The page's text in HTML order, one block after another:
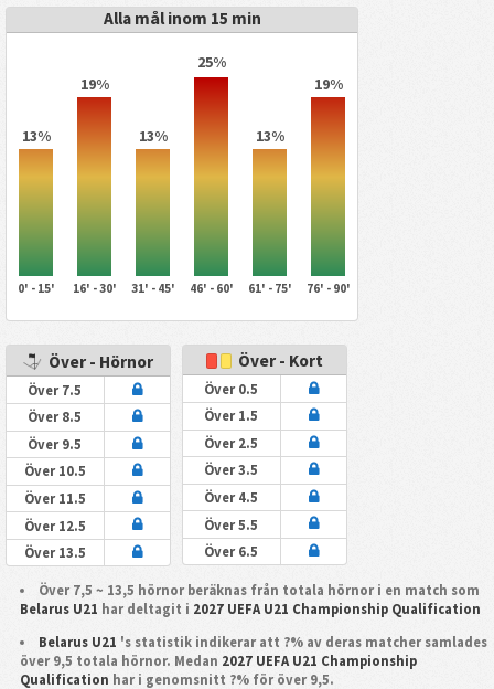
Alla mål inom 15 min
13%
19%
13%
25%
13%
19%
0' - 15' 16' - 30' 31' - 45' 46' - 60' 61' - 75' 76' - 90'
Över - Hörnor
Över 7.5
Över 8.5
Över 9.5
Över 10.5
Över 11.5
Över 12.5
Över 13.5
Över - Kort
Över 0.5
Över 1.5
Över 2.5
Över 3.5
Över 4.5
Över 5.5
Över 6.5
Över 7,5 ~ 13,5 hörnor beräknas från totala hörnor i en match som
Belarus U21 har deltagit i 2027 UEFA U21 Championship Qualification
Belarus U21 's statistik indikerar att ?% av deras matcher samlades
över 9,5 totala hörnor. Medan 2027 UEFA U21 Championship
Qualification har i genomsnitt ?% för över 9,5.